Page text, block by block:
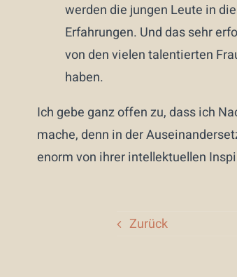
werden die jungen Leute in
Erfahrungen. Und das sehr
von den vielen talentierten
haben.
Ich gebe ganz offen zu, dass ich
mache, denn in der
enorm von ihrer intellektuellen
Zurück